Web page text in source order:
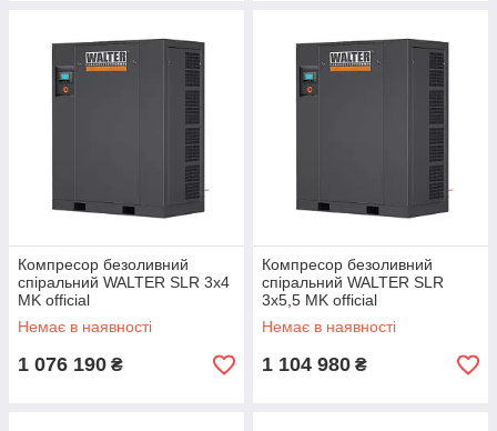
Компресор безоливний
спіральний WALTER SLR 3x4
MK official
Немає в наявності
1 076 190 ₴
Компресор безоливний
спіральний WALTER SLR
3x5,5 MK official
Немає в наявності
1 104 980 ₴